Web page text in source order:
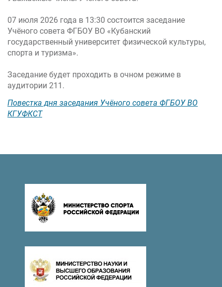
07 июля 2026 года в 13:30 состоится заседание
Учёного совета ФГБОУ ВО «Кубанский
государственный университет физической культуры,
спорта и туризма».
Заседание будет проходить в очном режиме в
аудитории 211.
Повестка дня заседания Учёного совета ФГБОУ ВО
КГУФКСТ